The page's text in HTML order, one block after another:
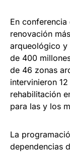
En
renovación
arqueológico y
de 400
de 46 zonas
intervinieron
rehabilitación
para las y los
La
dependencias